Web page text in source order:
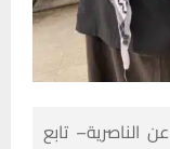
الناصرية– تابع